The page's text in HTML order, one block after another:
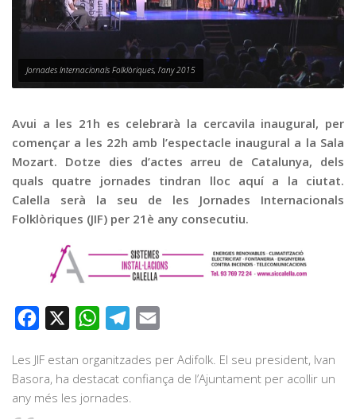
Publicitat
Contacte
Jornades Internacionals Folklòriques, l'any 2015
Avui a les 21h es celebrarà la cercavila inaugural, per
començar a les 22h amb l’espectacle inaugural a la Sala
Mozart. Dotze dies d’actes arreu de Catalunya, dels
quals quatre jornades tindran lloc aquí a la ciutat.
Calella serà la seu de les Jornades Internacionals
Folklòriques (JIF) per 21è any consecutiu.
Facebook WhatsAppTelegram
Les JIF estan organitzades per Adifolk. El seu president, Ivan
Basora, ha destacat confiança de l’Ajuntament per acollir un
any més les jornades.